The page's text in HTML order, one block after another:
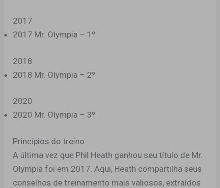
2017
2017 Mr. Olympia – 1º
2018
2018 Mr. Olympia – 2º
2020
2020 Mr. Olympia – 3º
Princípios do treino
A última vez que Phil Heath ganhou seu título de Mr.
Olympia foi em 2017. Aqui, Heath compartilha seus
conselhos de treinamento mais valiosos, extraídos